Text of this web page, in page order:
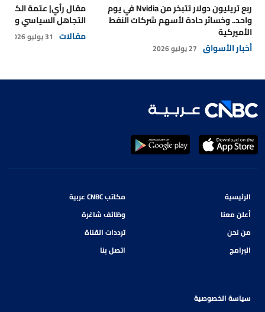
ربع تريليون دولار تتبخر من Nvidia في يوم
واحد.. وخسائر حادة لأسهم شركات النفط
الأميركية
أخبار الأسواق 27 يوليو 2026
مقال رأي| عتمة
التجاهل السياسي
مقالات 31 يوليو 2026
الرئيسية
أعلن معنا
من نحن
البرامج
مكاتب CNBC عربية
وظائف شاغرة
ترددات القناة
اتصل بنا
سياسة الخصوصية